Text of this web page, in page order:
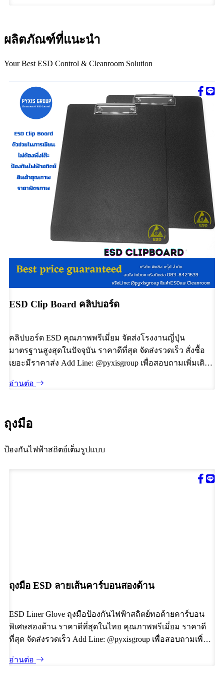
ผลิตภัณฑ์ที่แนะนำ
Your Best ESD Control & Cleanroom Solution
ESD Clip Board คลิปบอร์ด
คลิปบอร์ด ESD คุณภาพพรีเมี่ยม จัดส่งโรงงานญี่ปุ่น
มาตรฐานสูงสุดในปัจจุบัน ราคาดีที่สุด จัดส่งรวดเร็ว สั่งซื้อ
เยอะมีราคาส่ง Add Line: @pyxisgroup เพื่อสอบถามเพิ่มเติม
อ่านต่อ
ถุงมือ
ป้องกันไฟฟ้าสถิตย์เต็มรูปแบบ